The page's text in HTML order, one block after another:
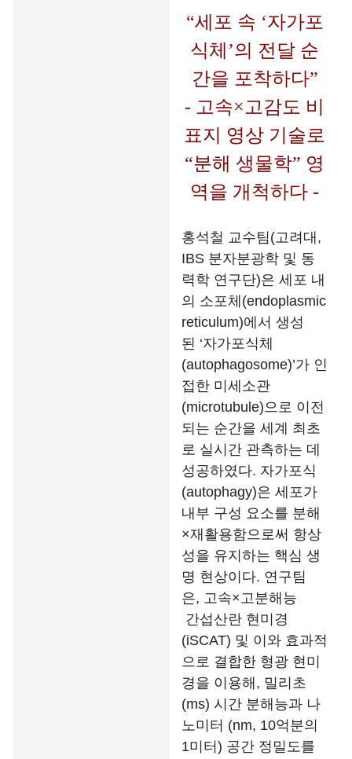
“세포 속 ‘자가포
식체’의 전달 순
간을 포착하다”
- 고속×고감도 비
표지 영상 기술로
“분해 생물학” 영
역을 개척하다 -
홍석철 교수팀(고려대,
IBS 분자분광학 및 동
력학 연구단)은 세포 내
의 소포체(endoplasmic
reticulum)에서 생성
된 ‘자가포식체
(autophagosome)’가 인
접한 미세소관
(microtubule)으로 이전
되는 순간을 세계 최초
로 실시간 관측하는 데
성공하였다. 자가포식
(autophagy)은 세포가
내부 구성 요소를 분해
×재활용함으로써 항상
성을 유지하는 핵심 생
명 현상이다. 연구팀
은, 고속×고분해능
간섭산란 현미경
(iSCAT) 및 이와 효과적
으로 결합한 형광 현미
경을 이용해, 밀리초
(ms) 시간 분해능과 나
노미터 (nm, 10억분의
1미터) 공간 정밀도를